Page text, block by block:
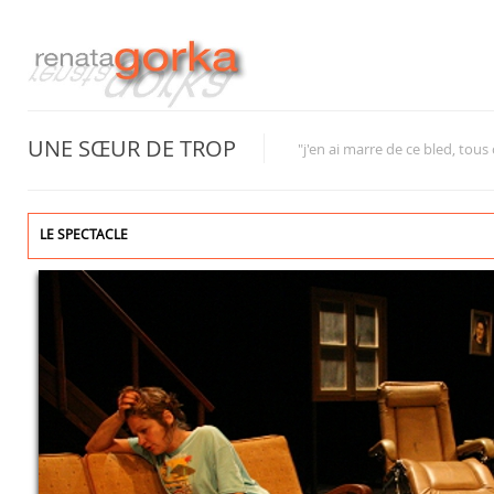
UNE SŒUR DE TROP "j'en ai marre de ce bled,
LE SPECTACLE